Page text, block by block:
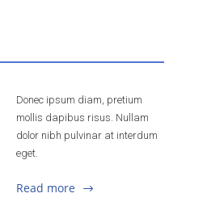
Donec ipsum diam, pretium
mollis dapibus risus. Nullam
dolor nibh pulvinar at interdum
eget.
Read more